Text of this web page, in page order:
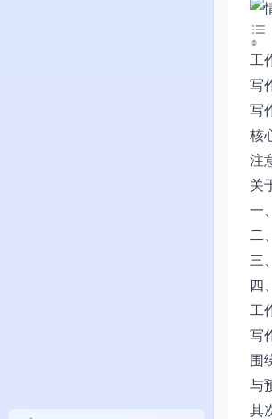
工
写
写
核
注
关
一
二
三
四
工
写
围
与
其